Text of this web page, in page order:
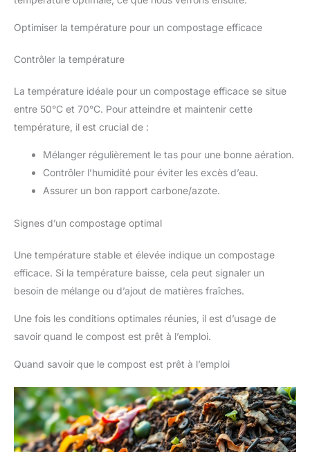
Optimiser la température pour un compostage efficace
Contrôler la température
La température idéale pour un compostage efficace se situe
entre 50°C et 70°C. Pour atteindre et maintenir cette
température, il est crucial de :
Mélanger régulièrement le tas pour une bonne aération.
Contrôler l’humidité pour éviter les excès d’eau.
Assurer un bon rapport carbone/azote.
Signes d’un compostage optimal
Une température stable et élevée indique un compostage
efficace. Si la température baisse, cela peut signaler un
besoin de mélange ou d’ajout de matières fraîches.
Une fois les conditions optimales réunies, il est d’usage de
savoir quand le compost est prêt à l’emploi.
Quand savoir que le compost est prêt à l’emploi